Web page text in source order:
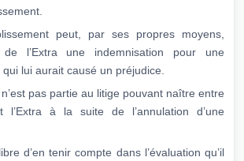
peut, par ses propres moyens,
l’Extra une indemnisation pour une
lui aurait causé un préjudice.
n’est pas partie au litige pouvant naître entre
l’Extra à la suite de l’annulation d’une
d’en tenir compte dans l’évaluation qu’il